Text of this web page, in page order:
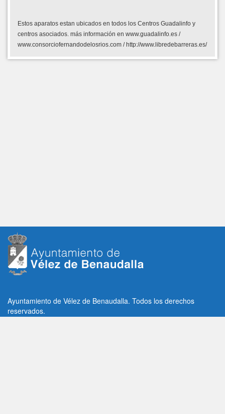
Estos aparatos estan ubicados en todos los Centros Guadalinfo y
centros asociados. más información en www.guadalinfo.es /
www.consorciofernandodelosrios.com / http://www.libredebarreras.es/
Ayuntamiento de Vélez de Benaudalla. Todos los derechos
reservados.